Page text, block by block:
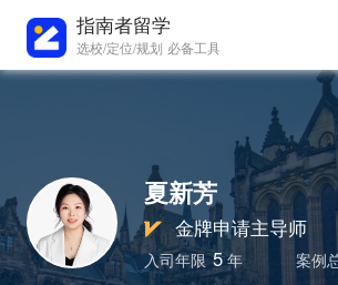
指南者留学
选校/定位/规划 必备工具
夏新芳
金牌申请主导师
入司年限 5年 案例